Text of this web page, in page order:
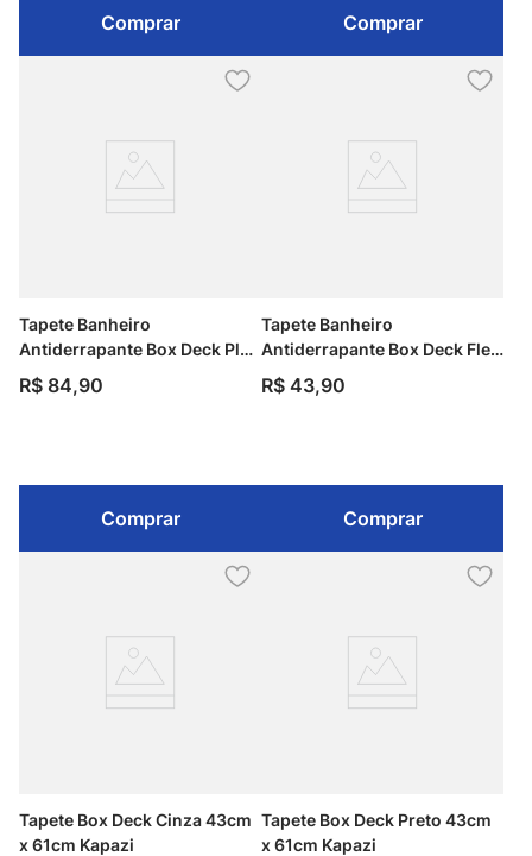
Comprar Comprar
Tapete Banheiro
Antiderrapante Box Deck Plus
Branco 40x73cm Kapazi
R$ 84,90
Comprar
Tapete Banheiro
Antiderrapante Box Deck Flex
Verde 36x68cm Kapazi
R$ 43,90
Comprar
Tapete Box Deck Cinza 43cm
x 61cm Kapazi
Tapete Box Deck Preto 43cm
x 61cm Kapazi